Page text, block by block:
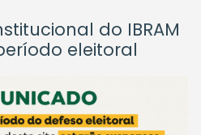
do IBRAM
eleitoral